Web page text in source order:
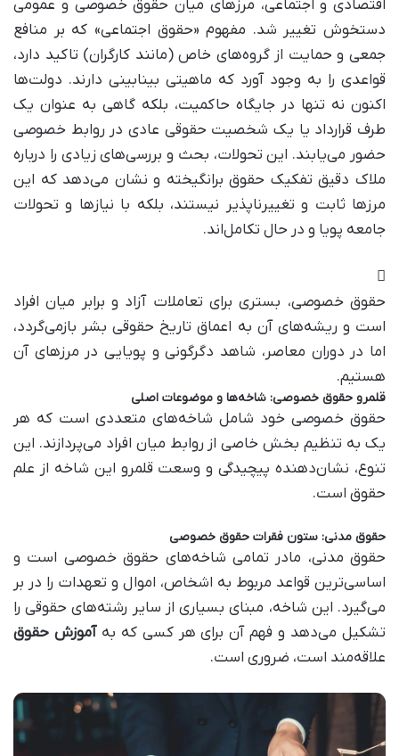
اقتصادی و اجتماعی، مرزهای میان حقوق خصوصی و عمومی
دستخوش تغییر شد. مفهوم «حقوق اجتماعی» که بر منافع
جمعی و حمایت از گروه‌های خاص (مانند کارگران) تاکید دارد،
قواعدی را به وجود آورد که ماهیتی بینابینی دارند. دولت‌ها
اکنون نه تنها در جایگاه حاکمیت، بلکه گاهی به عنوان یک
طرف قرارداد یا یک شخصیت حقوقی عادی در روابط خصوصی
حضور می‌یابند. این تحولات، بحث و بررسی‌های زیادی را درباره
ملاک دقیق تفکیک حقوق برانگیخته و نشان می‌دهد که این
مرزها ثابت و تغییرناپذیر نیستند، بلکه با نیازها و تحولات
جامعه پویا و در حال تکامل‌اند.
حقوق خصوصی، بستری برای تعاملات آزاد و برابر میان افراد
است و ریشه‌های آن به اعماق تاریخ حقوقی بشر بازمی‌گردد،
اما در دوران معاصر، شاهد دگرگونی و پویایی در مرزهای آن
هستیم.
قلمرو حقوق خصوصی: شاخه‌ها و موضوعات اصلی
حقوق خصوصی خود شامل شاخه‌های متعددی است که هر
یک به تنظیم بخش خاصی از روابط میان افراد می‌پردازند. این
تنوع، نشان‌دهنده پیچیدگی و وسعت قلمرو این شاخه از علم
حقوق است.
حقوق مدنی: ستون فقرات حقوق خصوصی
حقوق مدنی، مادر تمامی شاخه‌های حقوق خصوصی است و
اساسی‌ترین قواعد مربوط به اشخاص، اموال و تعهدات را در بر
می‌گیرد. این شاخه، مبنای بسیاری از سایر رشته‌های حقوقی را
تشکیل می‌دهد و فهم آن برای هر کسی که بهآموزش حقوق
علاقه‌مند است، ضروری است.